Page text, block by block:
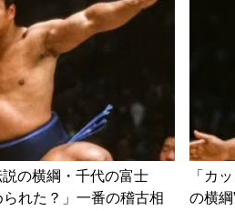
の横綱・千代の富士
られた？」一番の稽古相
「カ
の横